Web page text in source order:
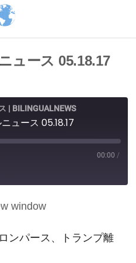
ュース 05.18.17
| BILINGUALNEWS
ュース 05.18.17
00:00 /
window
ンパース、トランプ離